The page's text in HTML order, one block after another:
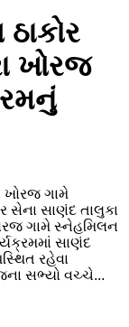
ખોરજ
ખોરજ ગામે
સેના સાણંદ તાલુકા
ગામે સ્નેહમિલન
સાણંદ
રહેવા
સભ્યો વચ્ચે...